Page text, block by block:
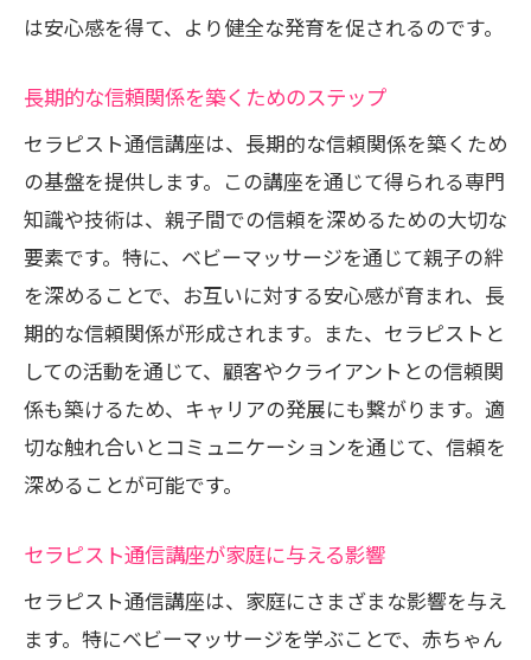
専門家の指導で安心ベビーマッサージを学ぶ
講師の経験を生かした実践的指導
専門家のフィードバックが受けられる環
境
安心して学べるサポート体制
赤ちゃんの健やかな成長をサポートする
方法
信頼できる技術の習得がもたらす効果
親身な指導で育児を支える専門家の役割
セラピスト通信講座が育児に役立つ理由とそ
の効果
の実践
セラピスト通信講座で得られる具体的な
育児支援
は安心感を得て、より健全な発育を促されるのです。
長期的な信頼関係を築くためのステップ
セラピスト通信講座は、長期的な信頼関係を築くため
の基盤を提供します。この講座を通じて得られる専門
知識や技術は、親子間での信頼を深めるための大切な
要素です。特に、ベビーマッサージを通じて親子の絆
を深めることで、お互いに対する安心感が育まれ、長
期的な信頼関係が形成されます。また、セラピストと
しての活動を通じて、顧客やクライアントとの信頼関
係も築けるため、キャリアの発展にも繋がります。適
切な触れ合いとコミュニケーションを通じて、信頼を
深めることが可能です。
セラピスト通信講座が家庭に与える影響
セラピスト通信講座は、家庭にさまざまな影響を与え
ます。特にベビーマッサージを学ぶことで、赤ちゃん